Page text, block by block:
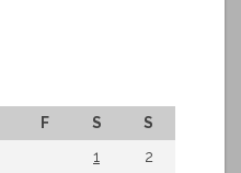
F S
S
1
2